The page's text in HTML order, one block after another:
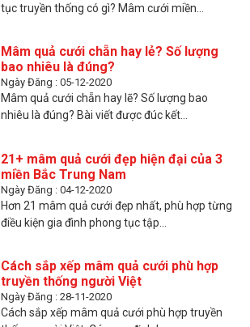
tục truyền thống có gì? Mâm cưới miền...
Mâm quả cưới chẵn hay lẻ? Số lượng
bao nhiêu là đúng?
Ngày Đăng : 05-12-2020
Mâm quả cưới chẵn hay lẽ? Số lượng bao
nhiêu là đúng? Bài viết được đúc kết...
21+ mâm quả cưới đẹp hiện đại của 3
miền Bắc Trung Nam
Ngày Đăng : 04-12-2020
Hơn 21 mâm quả cưới đẹp nhất, phù hợp từng
điều kiện gia đình phong tục tập...
Cách sắp xếp mâm quả cưới phù hợp
truyền thống người Việt
Ngày Đăng : 28-11-2020
Cách sắp xếp mâm quả cưới phù hợp truyền